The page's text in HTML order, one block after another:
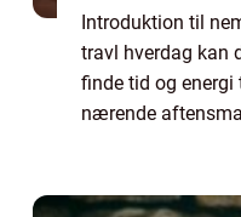
Introduktion til
travl hverdag kan
finde tid og energi
nærende